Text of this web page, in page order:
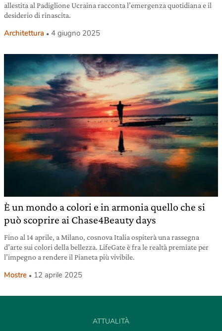
allestita al Padiglione Ucraina racconta l’emergenza quotidiana e il
desiderio di rinascita.
Architettura 4 giugno 2025
È un mondo a colori e in armonia quello che si
può scoprire ai Chase4Beauty days
Fino al 14 aprile, a Milano, cosnova Italia ospiterà una rassegna
d’arte sui colori della bellezza. LifeGate è fra le realtà premiate per
l’impegno a rendere il Pianeta più vivibile.
Mostre 12 aprile 2025
ATTUALITÀ